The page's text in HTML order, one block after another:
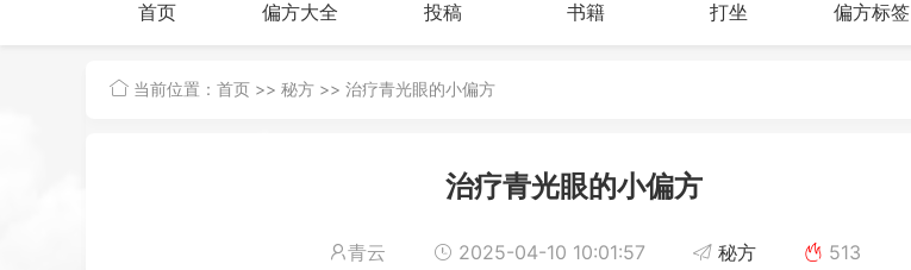
首页 偏方大全 投稿 书籍 打坐 偏方标签
当前位置： 首页 >> 秘方 >> 治疗青光眼的小偏方
治疗青光眼的小偏方
青云 2025-04-10 10:01:57 秘方 513